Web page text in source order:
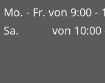
Mo. - Fr. von 9:00 -
Sa. von 10:00 -